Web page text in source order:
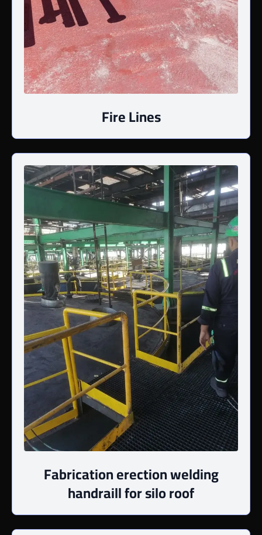
Fire Lines
Fabrication erection welding
handraill for silo roof